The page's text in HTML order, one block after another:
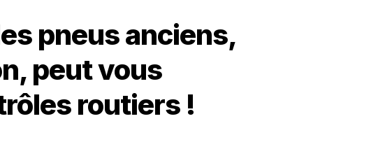
pneus anciens,
peut vous
routiers !